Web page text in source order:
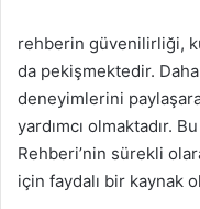
rehberin güvenilirliği,
da pekişmektedir.
deneyimlerini
yardımcı olmaktadır.
Rehberi’nin sürekli
için faydalı bir kaynak